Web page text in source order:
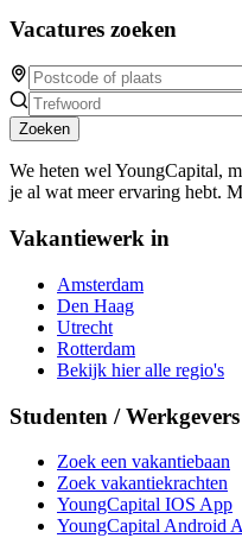
Vacatures zoeken
Zoeken
We heten wel YoungCapital,
je al wat meer ervaring hebt.
Vakantiewerk in
Amsterdam
Den Haag
Utrecht
Rotterdam
Bekijk hier alle regio's
Studenten / Werkgevers
Zoek een vakantiebaan
Zoek vakantiekrachten
YoungCapital IOS App
YoungCapital Android